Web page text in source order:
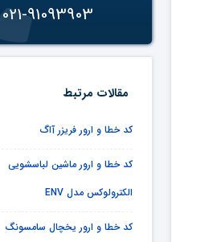
021-91093903
مقالات مرتبط
کد خطا و ارور فریزر آاگ
کد خطا و ارور ماشین لباسشویی
الکترولوکس مدل ENV
کد خطا و ارور یخچال سامسونگ